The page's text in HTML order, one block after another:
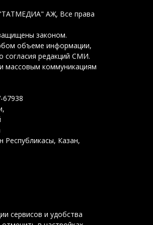
"ТАТМЕДИА" АҖ. Все права
законом.
объеме информации,
согласия редакций СМИ.
массовым коммуникациям
Республикасы, Казан,
сервисов и удобства